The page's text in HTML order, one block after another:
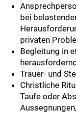
bei
privaten
Begleitung in
Trauer- und
Christliche
Taufe oder